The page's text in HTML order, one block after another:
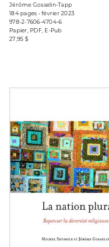
Jérôme Gosselin-Tapp
184 pages • février 2023
978-2-7606-4704-6
Papier, PDF, E-Pub
27,95 $